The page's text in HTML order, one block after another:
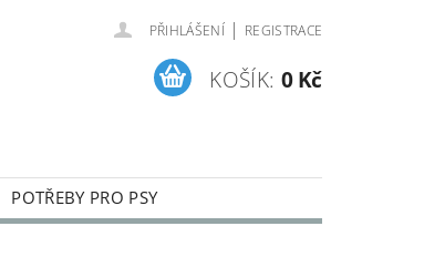
PŘIHLÁŠENÍ | REGISTRACE
KOŠÍK: 0 Kč
POTŘEBY PRO PSY